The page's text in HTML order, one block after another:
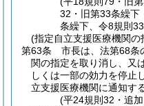
32・旧第33条繰下
条繰下、令8規則
(指定自立支援医療機関
第63条
市長は、法第68条
関の指定を取り消し、又
しくは一部の効力を停止
立支援医療機関に通知す
(平24規則32・追